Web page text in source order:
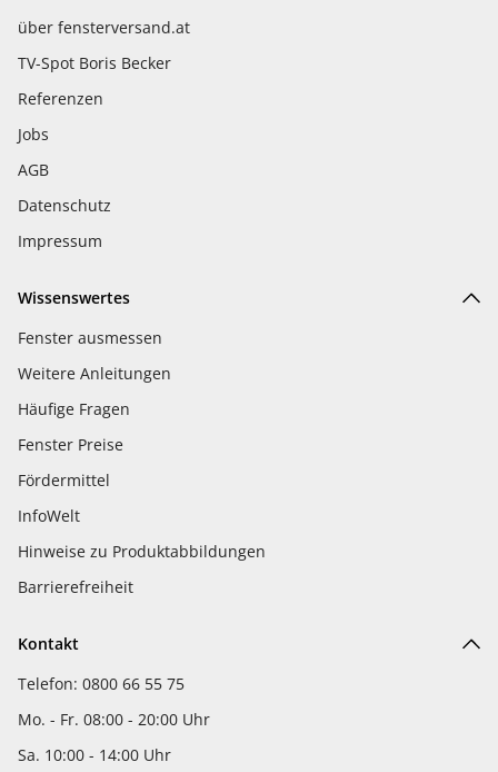
über fensterversand.at
TV-Spot Boris Becker
Referenzen
Jobs
AGB
Datenschutz
Impressum
Wissenswertes
Fenster ausmessen
Weitere Anleitungen
Häufige Fragen
Fenster Preise
Fördermittel
InfoWelt
Hinweise zu Produktabbildungen
Barrierefreiheit
Kontakt
Telefon: 0800 66 55 75
Mo. - Fr. 08:00 - 20:00 Uhr
Sa. 10:00 - 14:00 Uhr